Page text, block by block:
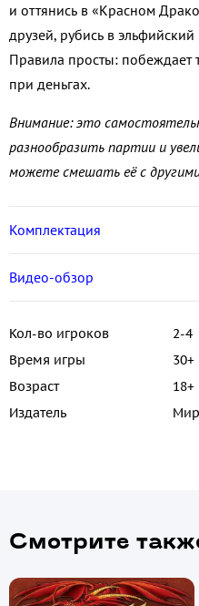
и оттянись в «Красном
друзей, рубись в
Правила просты: побеждает
при деньгах.
Внимание: это
разнообразить партии и
можете смешать её с
Комплектация
Видео-обзор
Кол-во игроков
2-4
Время игры
30+
Возраст
18+
Издатель
Смотрите